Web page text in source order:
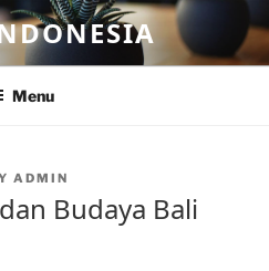
Menu
ADMIN
Budaya Bali